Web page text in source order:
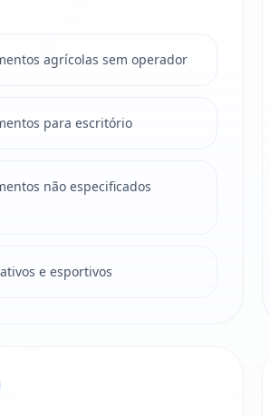
agrícolas sem operador
para escritório
não especificados
e esportivos